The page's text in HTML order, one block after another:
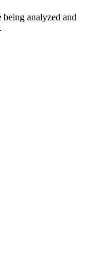
being analyzed and